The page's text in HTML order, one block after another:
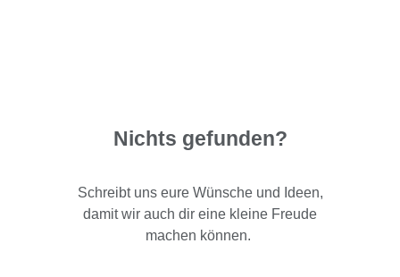
Nichts gefunden?
Schreibt uns eure Wünsche und Ideen,
damit wir auch dir eine kleine Freude
machen können.